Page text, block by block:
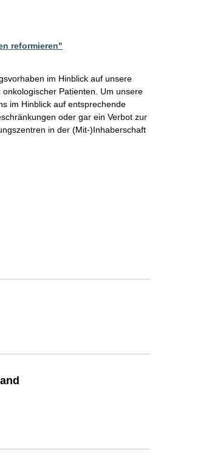
reformieren"
im Hinblick auf unsere
Patienten. Um unsere
im Hinblick auf entsprechende
oder gar ein Verbot zur
in der (Mit-)Inhaberschaft